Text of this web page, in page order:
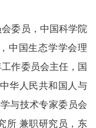
委员，中国科学院
中国生态学学会理
作委员会主任，国
华人民共和国人与
与技术专家委员会
所 兼职研究员，东